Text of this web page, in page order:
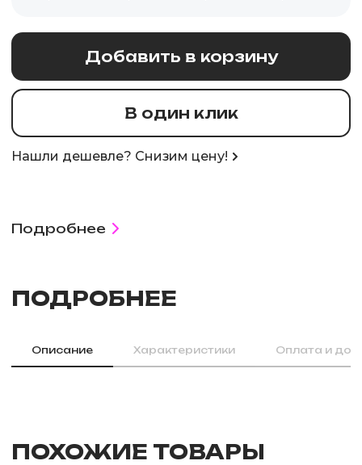
Добавить в корзину
В один клик
Нашли дешевле? Снизим цену!
Подробнее
ПОДРОБНЕЕ
Описание Характеристики Оплата и
ПОХОЖИЕ ТОВАРЫ